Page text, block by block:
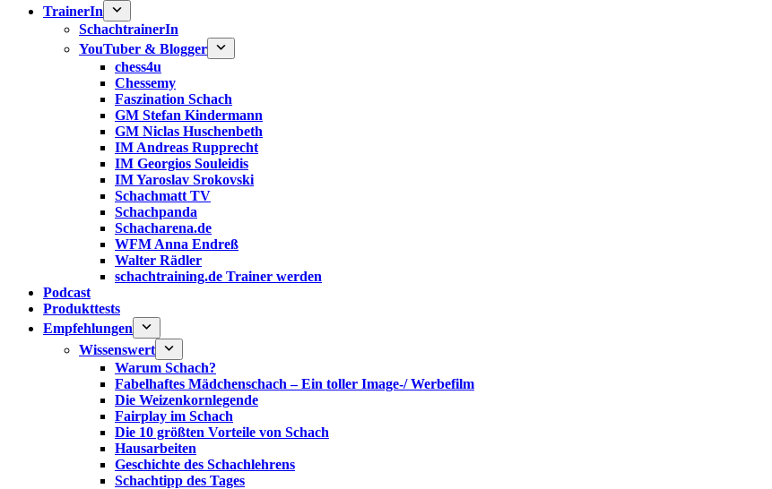
TrainerIn
SchachtrainerIn
YouTuber & Blogger
chess4u
Chessemy
Faszination Schach
GM Stefan Kindermann
GM Niclas Huschenbeth
IM Andreas Rupprecht
IM Georgios Souleidis
IM Yaroslav Srokovski
Schachmatt TV
Schachpanda
Schacharena.de
WFM Anna Endreß
Walter Rädler
schachtraining.de Trainer werden
Podcast
Produkttests
Empfehlungen
Wissenswert
Warum Schach?
Fabelhaftes Mädchenschach – Ein toller Image-/ Werbefilm
Die Weizenkornlegende
Fairplay im Schach
Die 10 größten Vorteile von Schach‎
Hausarbeiten
Geschichte des Schachlehrens
Schachtipp des Tages